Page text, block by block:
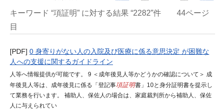
キーワード “項証明” に対する結果 “2282”件
44ページ
目
[PDF] 0 身寄りがない人の入院及び医療に係る意思決定 が困難な
人への支援に関するガイドライン
人等へ情報提供が可能です。 9 ＜成年後見人等かどうかの確認について＞ 成
年後見人等は、成年後見に係る「登記事項証明書」10と身分証明書を提示し
て業務を行います。 補助人、保佐人の場合は、家庭裁判所から補助人、保佐
人に与えられてい